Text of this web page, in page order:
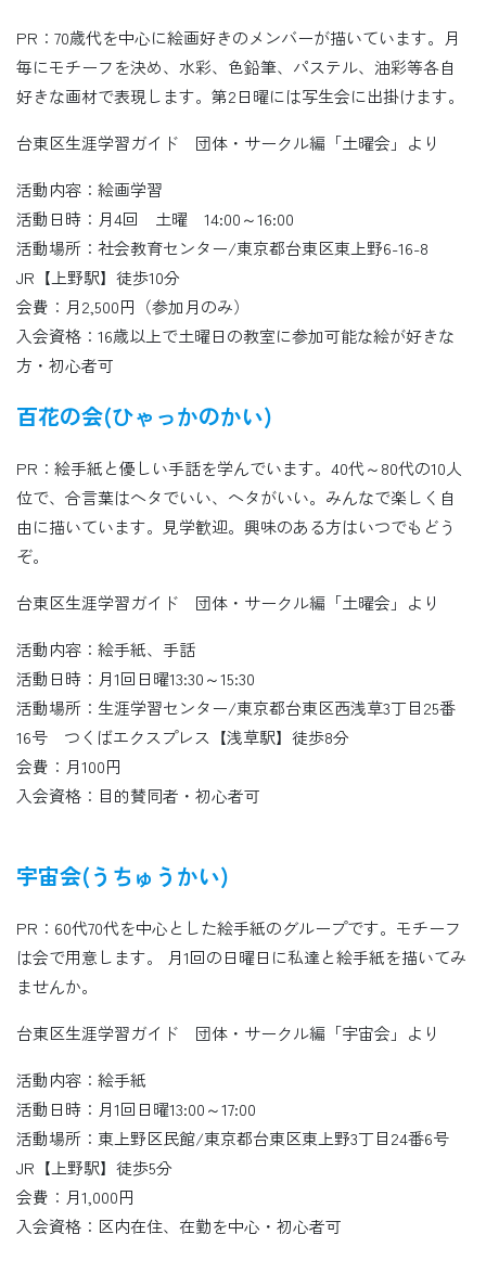
PR：70歳代を中心に絵画好きのメンバーが描いています。月
毎にモチーフを決め、水彩、色鉛筆、パステル、油彩等各自
好きな画材で表現します。第2日曜には写生会に出掛けます。
台東区生涯学習ガイド 団体・サークル編「土曜会」より
活動内容：絵画学習
活動日時：月4回 土曜 14:00～16:00
活動場所：社会教育センター/東京都台東区東上野6-16-8
JR【上野駅】徒歩10分
会費：月2,500円（参加月のみ）
入会資格：16歳以上で土曜日の教室に参加可能な絵が好きな
方・初心者可
百花の会(ひゃっかのかい)
PR：絵手紙と優しい手話を学んでいます。40代～80代の10人
位で、合言葉はヘタでいい、ヘタがいい。みんなで楽しく自
由に描いています。見学歓迎。興味のある方はいつでもどう
ぞ。
台東区生涯学習ガイド 団体・サークル編「土曜会」より
活動内容：絵手紙、手話
活動日時：月1回日曜13:30～15:30
活動場所：生涯学習センター/東京都台東区西浅草3丁目25番
16号 つくばエクスプレス【浅草駅】徒歩8分
会費：月100円
入会資格：目的賛同者・初心者可
宇宙会(うちゅうかい)
PR：60代70代を中心とした絵手紙のグループです。モチーフ
は会で用意します。 月1回の日曜日に私達と絵手紙を描いてみ
ませんか。
台東区生涯学習ガイド 団体・サークル編「宇宙会」より
活動内容：絵手紙
活動日時：月1回日曜13:00～17:00
活動場所：東上野区民館/東京都台東区東上野3丁目24番6号
JR【上野駅】徒歩5分
会費：月1,000円
入会資格：区内在住、在勤を中心・初心者可